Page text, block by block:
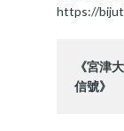
https://
《宮津
信號》